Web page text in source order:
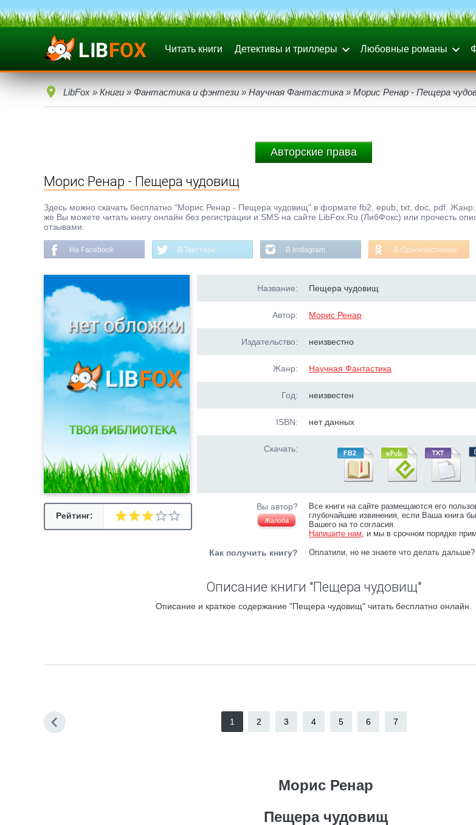
Читать книги Детективы и триллеры Любовные романы
LibFox » Книги » Фантастика и фэнтези » Научная Фантастика » Морис Ренар - Пещера
Авторские права
Морис Ренар - Пещера чудовищ
Здесь можно скачать бесплатно "Морис Ренар - Пещера чудовищ" в формате fb2, epub, txt, doc, pdf. Жанр:
же Вы можете читать книгу онлайн без регистрации и SMS на сайте LibFox.Ru (ЛибФокс) или прочесть
отзывами.
На Facebook В Твиттере В Instagram В Одноклассниках
Рейтинг:
Название: Пещера чудовищ
Автор: Морис Ренар
Издательство: неизвестно
Жанр: Научная Фантастика
Год: неизвестен
ISBN: нет данных
Скачать:
Вы автор?
Жалоба
Все книги на сайте размещаются его
глубочайшие извинения, если Ваша книга
Вашего на то согласия.
Напишите нам, и мы в срочном порядке
Как получить книгу? Оплатили, но не знаете что делать дальше?
Описание книги "Пещера чудовищ"
Описание и краткое содержание "Пещера чудовищ" читать бесплатно онлайн.
1 2 3 4 5 6 7
Морис Ренар
Пещера чудовищ